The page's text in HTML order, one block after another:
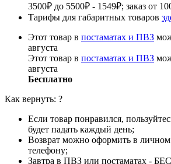
3500₽ до 5500₽ - 1549₽; заказ от
Тарифы для габаритных товаров
Этот товар в постаматах и ПВЗ
августа
Этот товар в постаматах и ПВЗ
августа
Бесплатно
Как вернуть: ?
Если товар понравился,
будет падать каждый день;
Возврат можно оформить в
телефону;
Завтра в ПВЗ или постаматах -